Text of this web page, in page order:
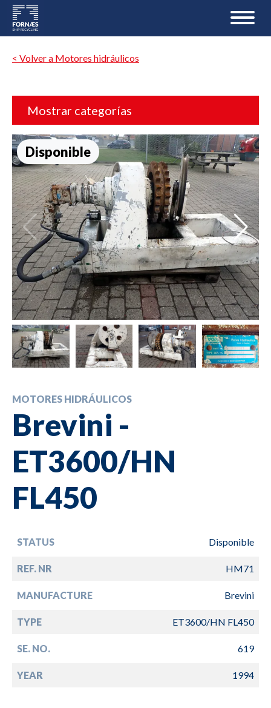
< Volver a Motores hidráulicos
Mostrar categorías
Disponible
MOTORES HIDRÁULICOS
Brevini -
ET3600/HN
FL450
STATUS Disponible
REF. NR HM71
MANUFACTURE Brevini
TYPE ET3600/HN FL450
SE. NO. 619
YEAR 1994